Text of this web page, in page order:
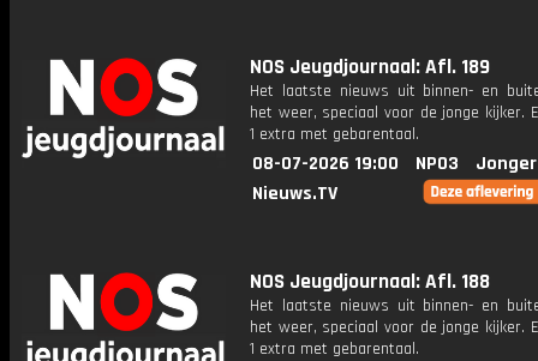
NOS Jeugdjournaal: Afl. 189
Het laatste nieuws uit binnen- en
het weer, speciaal voor de jonge kijker.
1 extra met gebarentaal.
08-07-2026 19:00 NPO3
Nieuws.TV
NOS Jeugdjournaal: Afl. 188
Het laatste nieuws uit binnen- en
het weer, speciaal voor de jonge kijker.
1 extra met gebarentaal.